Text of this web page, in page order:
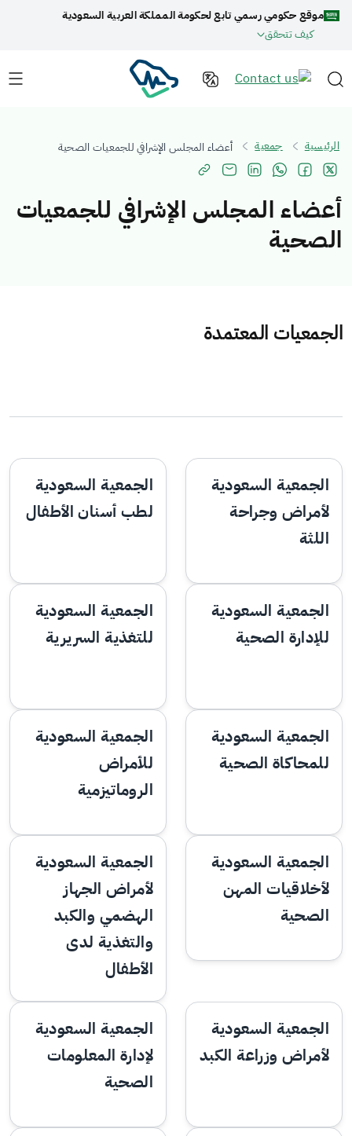
موقع حكومي رسمي تابع لحكومة المملكة العربية السعودية
كيف تتحقق
الرئيسية جمعية أعضاء المجلس الإشرافي للجمعيات الصحية
أعضاء المجلس الإشرافي للجمعيات
الصحية
الجمعيات المعتمدة
الجمعية السعودية
لأمراض وجراحة
اللثة
الجمعية السعودية
لطب أسنان الأطفال
الجمعية السعودية
للإدارة الصحية
الجمعية السعودية
للتغذية السريرية
الجمعية السعودية
للمحاكاة الصحية
الجمعية السعودية
للأمراض
الروماتيزمية
الجمعية السعودية
لأخلاقيات المهن
الصحية
الجمعية السعودية
لأمراض الجهاز
الهضمي والكبد
والتغذية لدى
الأطفال
الجمعية السعودية
لأمراض وزراعة الكبد
الجمعية السعودية
لإدارة المعلومات
الصحية